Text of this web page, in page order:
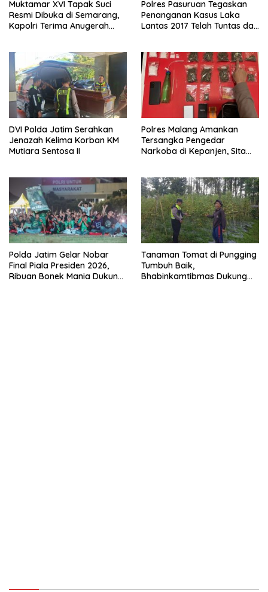
Muktamar XVI Tapak Suci
Resmi Dibuka di Semarang,
Kapolri Terima Anugerah
Polres Pasuruan Tegaskan
Penanganan Kasus Laka
Lantas 2017 Telah Tuntas dan
DVI Polda Jatim Serahkan
Jenazah Kelima Korban KM
Mutiara Sentosa II
Polres Malang Amankan
Tersangka Pengedar
Narkoba di Kepanjen, Sita
Polda Jatim Gelar Nobar
Final Piala Presiden 2026,
Ribuan Bonek Mania Dukung
Tanaman Tomat di Pungging
Tumbuh Baik,
Bhabinkamtibmas Dukung